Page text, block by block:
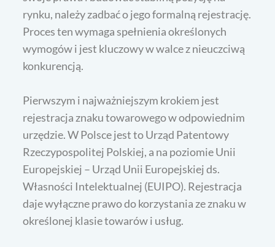
rynku, należy zadbać o jego formalną rejestrację.
Proces ten wymaga spełnienia określonych
wymogów i jest kluczowy w walce z nieuczciwą
konkurencją.
Pierwszym i najważniejszym krokiem jest
rejestracja znaku towarowego w odpowiednim
urzędzie. W Polsce jest to Urząd Patentowy
Rzeczypospolitej Polskiej, a na poziomie Unii
Europejskiej – Urząd Unii Europejskiej ds.
Własności Intelektualnej (EUIPO). Rejestracja
daje wyłączne prawo do korzystania ze znaku w
określonej klasie towarów i usług.